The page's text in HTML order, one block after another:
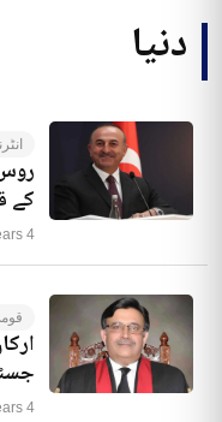
دنیا
کے
4 years پہلے
4 years پہلے